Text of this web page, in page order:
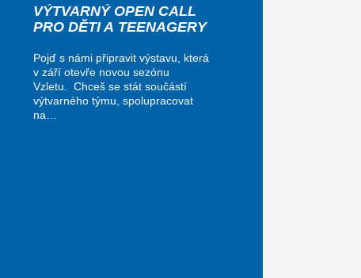
VÝTVARNÝ OPEN CALL
PRO DĚTI A TEENAGERY
Pojď s námi připravit výstavu, která
v září otevře novou sezónu
Vzletu. Chceš se stát součástí
výtvarného týmu, spolupracovat
na…